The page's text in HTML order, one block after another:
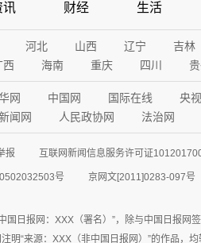
讯 财经 生活
河北 山西 辽宁 吉林
西 海南 重庆 四川
网 中国网 国际在线 央
闻网 人民政协网 法治网
报 互联网新闻信息服务许可证
号 京网文[2011]0283-097号
国日报网：XXX（署名）”，除与中国日报
明“来源：XXX（非中国日报网）”的作品，